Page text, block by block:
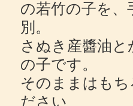
の若竹の子を
別。
さぬき産醬油
の子です。
そのままはも
ださい